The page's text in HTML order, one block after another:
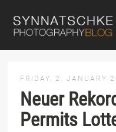
FRIDAY, 2. JANUARY
Neuer
Permits